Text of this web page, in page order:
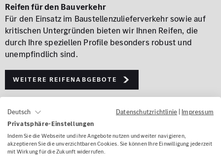
Reifen für den Bauverkehr
Für den Einsatz im Baustellenzulieferverkehr sowie auf
kritischen Untergründen bieten wir Ihnen Reifen, die
durch Ihre speziellen Profile besonders robust und
unempfindlich sind.
weitere Reifenabgebote
Deutsch Datenschutzrichtlinie | Impressum
Privatsphäre-Einstellungen
Indem Sie die Webseite und ihre Angebote nutzen und weiter navigieren,
akzeptieren Sie die unverzichtbaren Cookies. Sie können Ihre Einwilligung jederzeit
mit Wirkung für die Zukunft widerrufen.